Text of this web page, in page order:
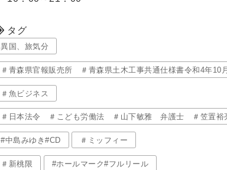
タグ
異国、旅気分
＃青森県官報販売所 ＃青森県土木工事共通仕様書令和4年10
＃魚ビジネス
＃日本法令 ＃こども労働法 ＃山下敏雅 弁護士 ＃笠置
#中島みゆき#CD ＃ミッフィー
＃新桃限 #ホールマーク#フルリール